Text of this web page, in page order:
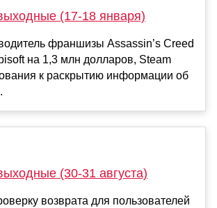
(17-18 января)
франшизы Assassin’s Creed
на 1,3 млн долларов, Steam
к раскрытию информации об
(30-31 августа)
возврата для пользователей